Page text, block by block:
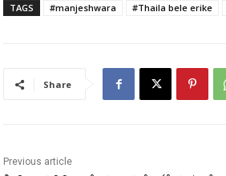
TAGS #manjeshwara #Thaila bele erike
Share
Previous article